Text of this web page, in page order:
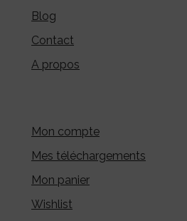
Blog
Contact
A propos
Mon compte
Mes téléchargements
Mon panier
Wishlist